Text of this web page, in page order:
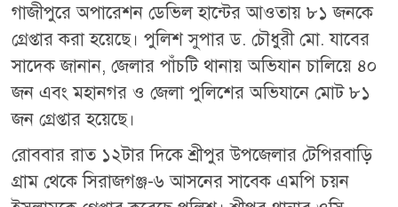
গাজীপুরে অপারেশন ডেভিল হান্টের আওতায় ৮১ জনকে
গ্রেপ্তার করা হয়েছে। পুলিশ সুপার ড. চৌধুরী মো. যাবের
সাদেক জানান, জেলার পাঁচটি থানায় অভিযান চালিয়ে ৪০
জন এবং মহানগর ও জেলা পুলিশের অভিযানে মোট ৮১
জন গ্রেপ্তার হয়েছে।
রোববার রাত ১২টার দিকে শ্রীপুর উপজেলার টেপিরবাড়ি
গ্রাম থেকে সিরাজগঞ্জ-৬ আসনের সাবেক এমপি চয়ন